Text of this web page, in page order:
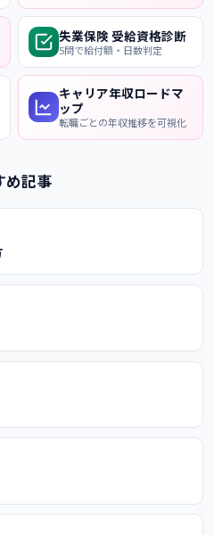
失業保険 受給資格診断
5問で給付額・日数判定
キャリア年収ロードマ
ップ
転職ごとの年収推移を可視化
め記事